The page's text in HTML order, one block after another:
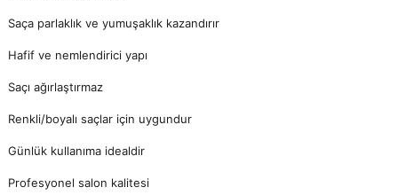
Saça parlaklık ve yumuşaklık kazandırır
Hafif ve nemlendirici yapı
Saçı ağırlaştırmaz
Renkli/boyalı saçlar için uygundur
Günlük kullanıma idealdir
Profesyonel salon kalitesi